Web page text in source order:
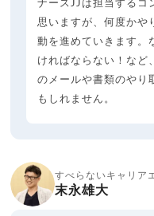
ナースJJは担当するコ
思いますが、何度かや
動を進めていきます。
ければならない！など
のメールや書類のやり
もしれません。
すべらないキャリア
末永雄大